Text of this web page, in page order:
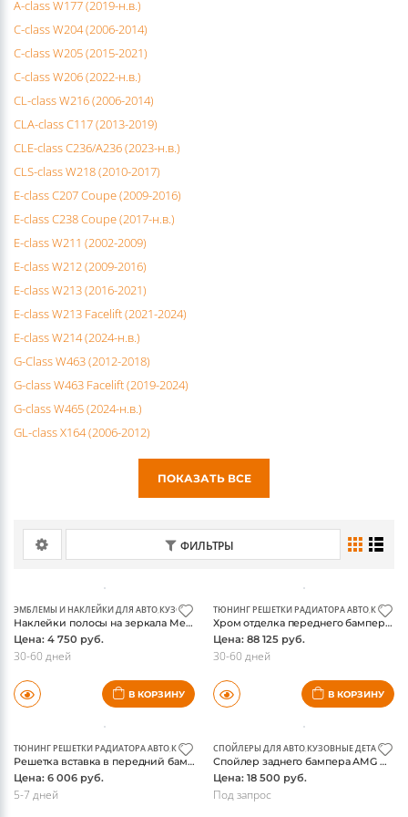
A-class W177 (2019-н.в.)
C-class W204 (2006-2014)
C-class W205 (2015-2021)
C-class W206 (2022-н.в.)
CL-class W216 (2006-2014)
CLA-class C117 (2013-2019)
CLE-class C236/A236 (2023-н.в.)
CLS-class W218 (2010-2017)
E-class C207 Coupe (2009-2016)
E-class C238 Coupe (2017-н.в.)
E-class W211 (2002-2009)
E-class W212 (2009-2016)
E-class W213 (2016-2021)
E-class W213 Facelift (2021-2024)
E-class W214 (2024-н.в.)
G-Class W463 (2012-2018)
G-class W463 Facelift (2019-2024)
G-class W465 (2024-н.в.)
GL-class X164 (2006-2012)
ПОКАЗАТЬ ВСЕ
ФИЛЬТРЫ
ЭМБЛЕМЫ И НАКЛЕЙКИ ДЛЯ АВТОКУЗОВНЫЕ ДЕТАЛИ И ОБВЕС
Наклейки полосы на зеркала Mercedes GLA X156, A-class W176, красные, оригинал
Цена: 4 750 руб.
30-60 дней
В КОРЗИНУ
ТЮНИНГ РЕШЕТКИ РАДИАТОРА АВТО
Хром отделка переднего бампера + хром решетки переднего бампера S65 AMG Мерседес W222
Цена: 88 125 руб.
30-60 дней
В КОРЗИНУ
ТЮНИНГ РЕШЕТКИ РАДИАТОРА АВТОКУЗОВНЫЕ ДЕТАЛИ И ОБВЕС
Решетка вставка в передний бампер Мерседес GLK X204 2014, рестайлинг, нержавейка
Цена: 6 006 руб.
5-7 дней
СПОЙЛЕРЫ ДЛЯ АВТОКУЗОВНЫЕ ДЕТАЛИ И
Спойлер заднего бампера AMG Mercedes W166 ML-class
Цена: 18 500 руб.
Под запрос